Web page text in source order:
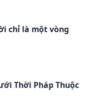
chỉ là một vòng
Thời Pháp Thuộc